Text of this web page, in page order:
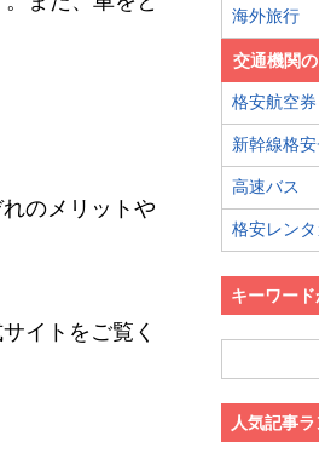
のメリットや
イトをご覧く
海外旅行
交通機関
格安航空券
新幹線格
高速バス
格安レン
キーワー
人気記事